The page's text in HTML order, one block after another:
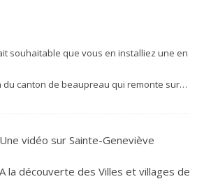
souhaitable que vous en installiez une en
du canton de beaupreau qui remonte sur…
Une vidéo sur Sainte-Geneviève
la découverte des Villes et villages de